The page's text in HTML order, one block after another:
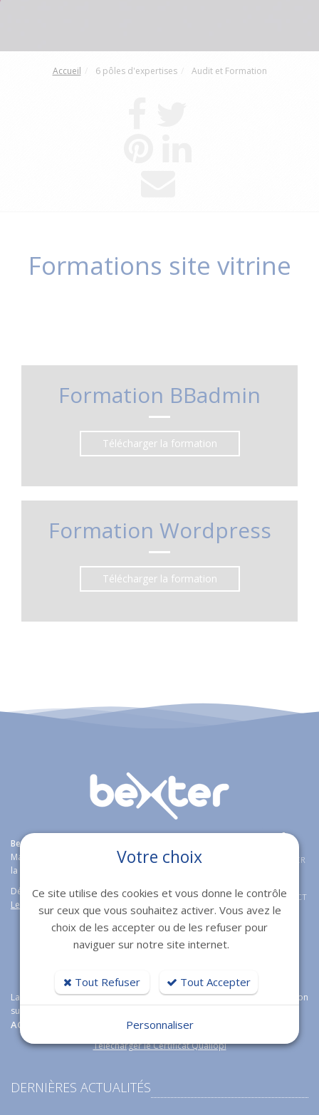
Accueil 6 pôles d'expertises Audit et Formation
Formations site vitrine
Formation BBadmin
Télécharger la formation
Formation Wordpress
Télécharger la formation
Bexter
à Toulon,
Marseille, Fréjus et Nice étoffe son offre boutique en ligne en proposant
la solution e-commerce open source
Découvrez aussi notre logiciel immobilier de transaction immobilières
Lesty
La certification qualité a été délivrée au titre de la catégorie d'action
suivante :
ACTIONS DE FORMATION
Télécharger le Certificat Qualiopi
DERNIÈRES ACTUALITÉS
APPELER
CONTACT
Votre choix
Ce site utilise des cookies et vous donne le contrôle
sur ceux que vous souhaitez activer. Vous avez le
choix de les accepter ou de les refuser pour
naviguer sur notre site internet.
Tout Refuser Tout Accepter
Personnaliser